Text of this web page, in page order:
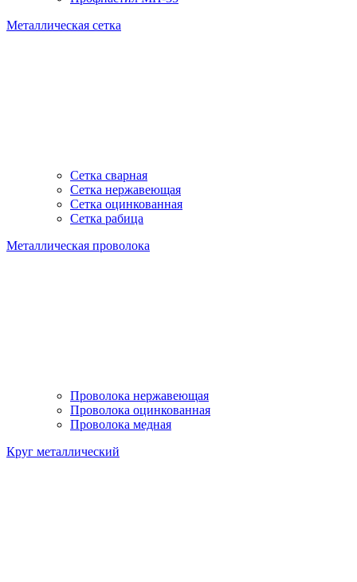
Металлическая сетка
Сетка сварная
Сетка нержавеющая
Сетка оцинкованная
Сетка рабица
Металлическая проволока
Проволока нержавеющая
Проволока оцинкованная
Проволока медная
Круг металлический